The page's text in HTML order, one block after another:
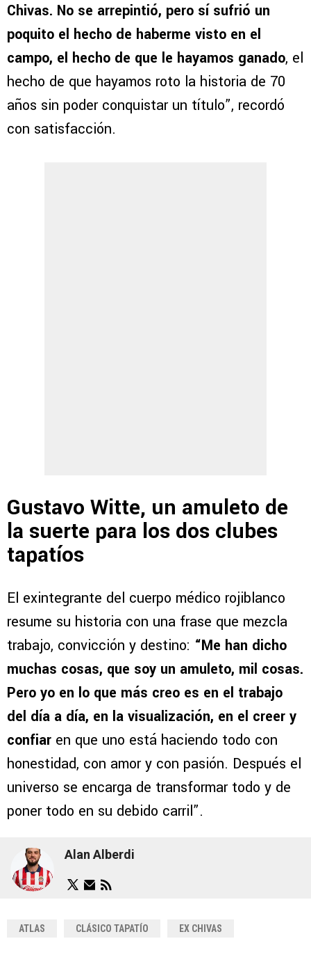
Chivas. No se arrepintió, pero sí sufrió un
poquito el hecho de haberme visto en el
campo, el hecho de que le hayamos ganado, el
hecho de que hayamos roto la historia de 70
años sin poder conquistar un título”, recordó
con satisfacción.
Gustavo Witte, un amuleto de
la suerte para los dos clubes
tapatíos
El exintegrante del cuerpo médico rojiblanco
resume su historia con una frase que mezcla
trabajo, convicción y destino: “Me han dicho
muchas cosas, que soy un amuleto, mil cosas.
Pero yo en lo que más creo es en el trabajo
del día a día, en la visualización, en el creer y
confiar en que uno está haciendo todo con
honestidad, con amor y con pasión. Después el
universo se encarga de transformar todo y de
poner todo en su debido carril”.
Alan Alberdi
ATLAS CLÁSICO TAPATÍO EX CHIVAS